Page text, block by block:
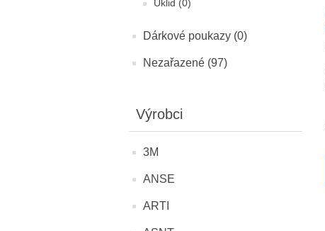
Úklid (0)
Dárkové poukazy (0)
Nezařazené (97)
Výrobci
3M
ANSE
ARTI